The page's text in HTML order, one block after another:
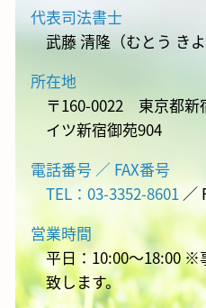
代表司法書士
武藤 清隆（むとう きよ
所在地
〒160-0022 東京都新
イツ新宿御苑904
電話番号 ／ FAX番号
TEL：03-3352-8601 ／
営業時間
平日：10:00～18:00 ※
致します。